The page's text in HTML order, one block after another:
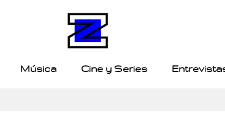
Música Cine y Series